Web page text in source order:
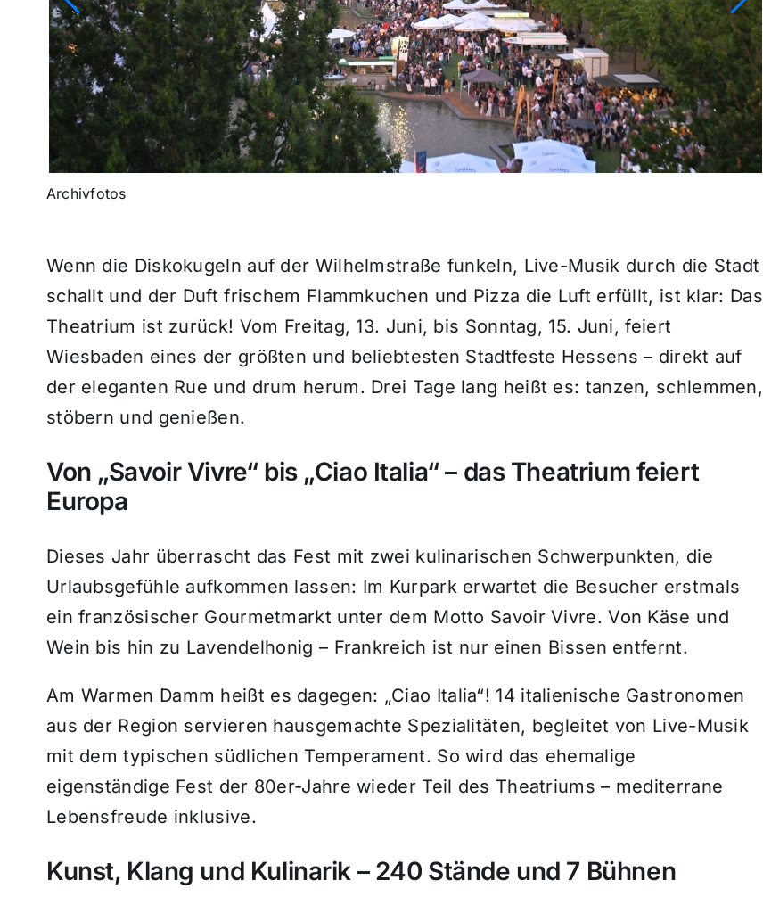
Archivfotos
Wenn die Diskokugeln auf der Wilhelmstraße funkeln, Live-Musik durch die Stadt
schallt und der Duft frischem Flammkuchen und Pizza die Luft erfüllt, ist klar: Das
Theatrium ist zurück! Vom Freitag, 13. Juni, bis Sonntag, 15. Juni, feiert
Wiesbaden eines der größten und beliebtesten Stadtfeste Hessens – direkt auf
der eleganten Rue und drum herum. Drei Tage lang heißt es: tanzen, schlemmen,
stöbern und genießen.
Von „Savoir Vivre“ bis „Ciao Italia“ – das Theatrium feiert
Europa
Dieses Jahr überrascht das Fest mit zwei kulinarischen Schwerpunkten, die
Urlaubsgefühle aufkommen lassen: Im Kurpark erwartet die Besucher erstmals
ein französischer Gourmetmarkt unter dem Motto Savoir Vivre. Von Käse und
Wein bis hin zu Lavendelhonig – Frankreich ist nur einen Bissen entfernt.
Am Warmen Damm heißt es dagegen: „Ciao Italia“! 14 italienische Gastronomen
aus der Region servieren hausgemachte Spezialitäten, begleitet von Live-Musik
mit dem typischen südlichen Temperament. So wird das ehemalige
eigenständige Fest der 80er-Jahre wieder Teil des Theatriums – mediterrane
Lebensfreude inklusive.
Kunst, Klang und Kulinarik – 240 Stände und 7 Bühnen